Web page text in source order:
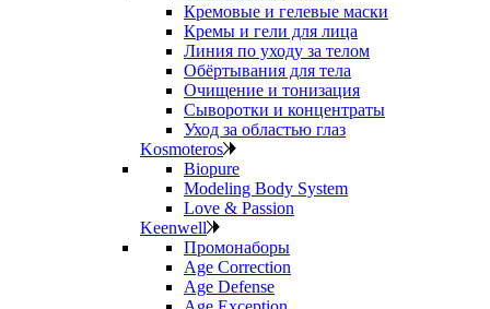
Кремовые и гелевые маски
Кремы и гели для лица
Линия по уходу за телом
Обёртывания для тела
Очищение и тонизация
Сыворотки и концентраты
Уход за областью глаз
Kosmoteros
Biopure
Modeling Body System
Love & Passion
Keenwell
Промонаборы
Age Correction
Age Defense